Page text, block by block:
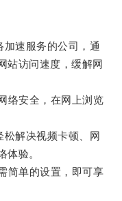
速服务的公司，通
站访问速度，缓解网
安全，在网上浏览
解决视频卡顿、网
体验。
单的设置，即可享